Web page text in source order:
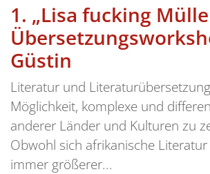
1. „Lisa fucking
Güstin
Literatur und
Möglichkeit, komplexe und
anderer Länder und Kulturen zu
Obwohl sich afrikanische
immer größerer...